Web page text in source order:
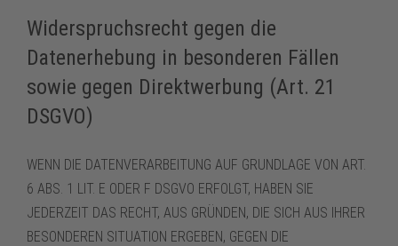
Widerspruchsrecht gegen die
Datenerhebung in besonderen Fällen
sowie gegen Direktwerbung (Art. 21
DSGVO)
WENN DIE DATENVERARBEITUNG AUF GRUNDLAGE VON ART.
6 ABS. 1 LIT. E ODER F DSGVO ERFOLGT, HABEN SIE
JEDERZEIT DAS RECHT, AUS GRÜNDEN, DIE SICH AUS IHRER
BESONDEREN SITUATION ERGEBEN, GEGEN DIE